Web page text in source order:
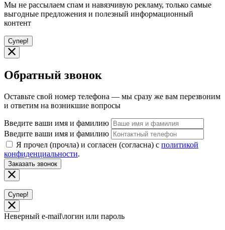
Мы не рассылаем спам и навязчивую рекламу, только самые
выгодные предложения и полезный информационный
контент
Супер!
Обратный звонок
Оставьте свой номер телефона — мы сразу же вам перезвоним
и ответим на возникшие вопросы
Введите ваши имя и фамилию
Введите ваши имя и фамилию
Я прочел (прочла) и согласен (согласна) с политикой
конфиденциальности.
Заказать звонок
Супер!
Неверный e-mail\логин или пароль